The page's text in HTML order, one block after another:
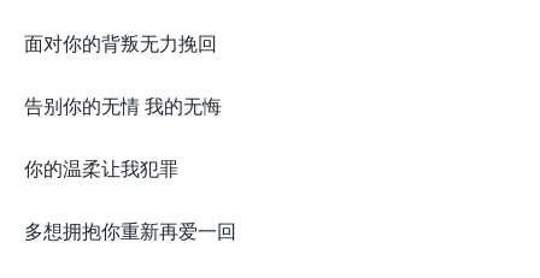
面对你的背叛无力挽回
告别你的无情 我的无悔
你的温柔让我犯罪
多想拥抱你重新再爱一回